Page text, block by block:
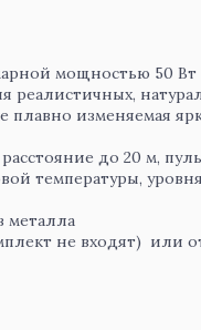
мощностью 50 Вт
реалистичных,
плавно изменяемая
до 20 м,
температуры,
металла
не входят) или